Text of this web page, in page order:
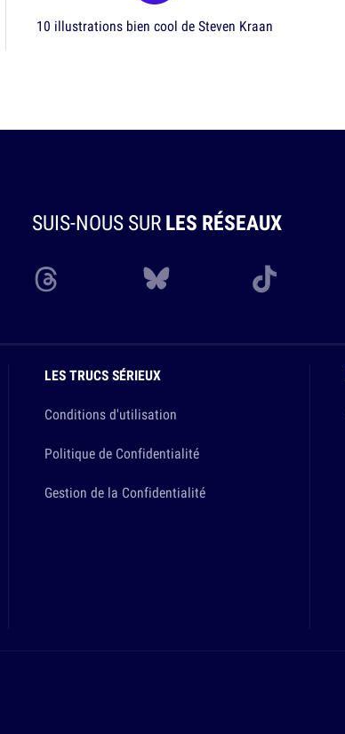
10 illustrations bien cool de Steven Kraan
SUIS-NOUS SURLES RÉSEAUX
LES TRUCS SÉRIEUX
Conditions d'utilisation
Politique de Confidentialité
Gestion de la Confidentialité